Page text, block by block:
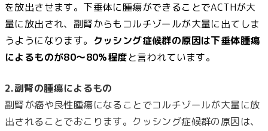
を放出させます。下垂体に腫瘍ができることでACTHが大
量に放出され、副腎からもコルチゾールが大量に出てしま
うようになります。 クッシング症候群の原因は下垂体腫瘍
によるものが80〜80%程度と言われています。
2.副腎の腫瘍によるもの
副腎が癌や良性腫瘍になることでコルチゾールが大量に放
出されることでおこります。クッシング症候群の原因は、